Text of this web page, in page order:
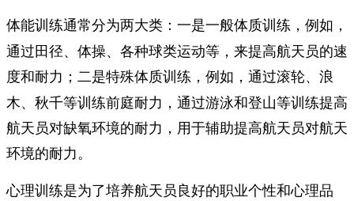
体能训练通常分为两大类： 一是一般体质训练 ，例如，
通过田径、体操、各种球类运动等，来提高航天员的速
度和耐力； 二是特殊体质训练 ，例如，通过滚轮、浪
木、秋千等训练前庭耐力，通过游泳和登山等训练提高
航天员对缺氧环境的耐力，用于辅助提高航天员对航天
环境的耐力。
心理训练是为了培养航天员良好的职业个性和心理品